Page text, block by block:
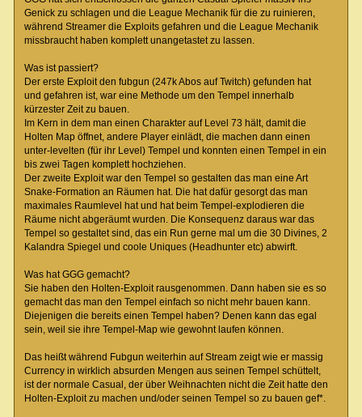
Genick zu schlagen und die League Mechanik für die zu ruinieren,
während Streamer die Exploits gefahren und die League Mechanik
missbraucht haben komplett unangetastet zu lassen.
Was ist passiert?
Der erste Exploit den fubgun (247k Abos auf Twitch) gefunden hat
und gefahren ist, war eine Methode um den Tempel innerhalb
kürzester Zeit zu bauen.
Im Kern in dem man einen Charakter auf Level 73 hält, damit die
Holten Map öffnet, andere Player einlädt, die machen dann einen
unter-levelten (für ihr Level) Tempel und konnten einen Tempel in ein
bis zwei Tagen komplett hochziehen.
Der zweite Exploit war den Tempel so gestalten das man eine Art
Snake-Formation an Räumen hat. Die hat dafür gesorgt das man
maximales Raumlevel hat und hat beim Tempel-explodieren die
Räume nicht abgeräumt wurden. Die Konsequenz daraus war das
Tempel so gestaltet sind, das ein Run gerne mal um die 30 Divines, 2
Kalandra Spiegel und coole Uniques (Headhunter etc) abwirft.
Was hat GGG gemacht?
Sie haben den Holten-Exploit rausgenommen. Dann haben sie es so
gemacht das man den Tempel einfach so nicht mehr bauen kann.
Diejenigen die bereits einen Tempel haben? Denen kann das egal
sein, weil sie ihre Tempel-Map wie gewohnt laufen können.
Das heißt während Fubgun weiterhin auf Stream zeigt wie er massig
Currency in wirklich absurden Mengen aus seinen Tempel schüttelt,
ist der normale Casual, der über Weihnachten nicht die Zeit hatte den
Holten-Exploit zu machen und/oder seinen Tempel so zu bauen gef*.